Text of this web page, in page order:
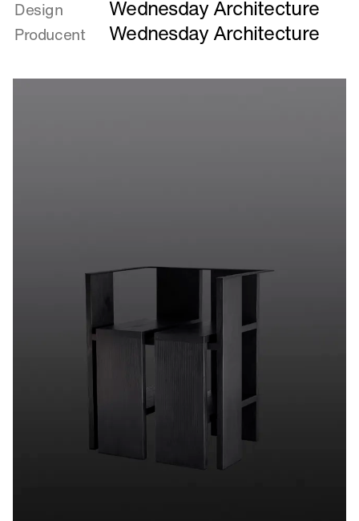
om
Lyttekrone
Design Wednesday Architecture
Producent Wednesday Architecture